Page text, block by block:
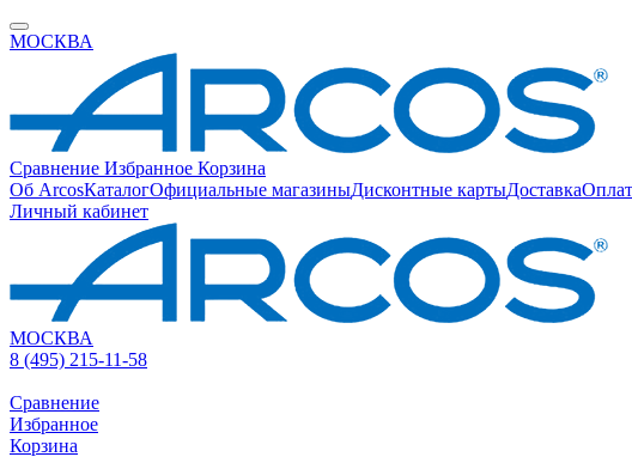
МОСКВА
Сравнение Избранное Корзина
Об ArcosКаталогОфициальные магазиныДисконтные картыДоставка
Личный кабинет
МОСКВА
8 (495) 215-11-58
Сравнение
Избранное
Корзина